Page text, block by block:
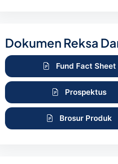
Dokumen Reksa
Fund Fact Sheet
Prospektus
Brosur Produk